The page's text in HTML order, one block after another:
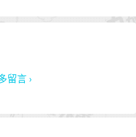
留言 ›